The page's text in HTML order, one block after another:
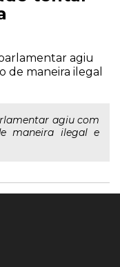
agiu
de maneira ilegal
agiu com
maneira ilegal e